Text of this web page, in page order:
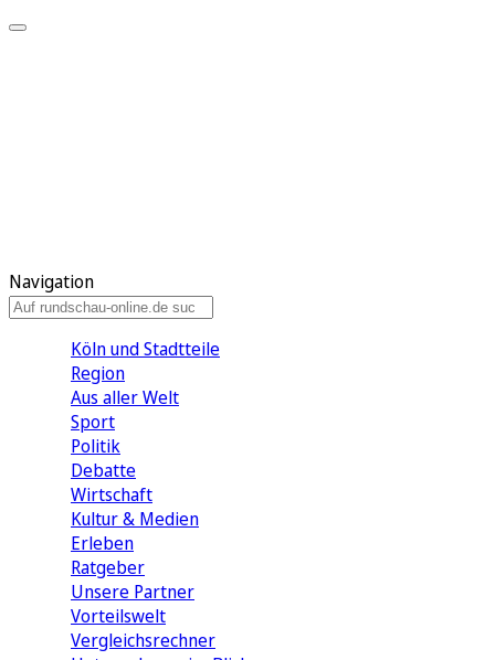
Navigation
Köln und Stadtteile
Region
Aus aller Welt
Sport
Politik
Debatte
Wirtschaft
Kultur & Medien
Erleben
Ratgeber
Unsere Partner
Vorteilswelt
Vergleichsrechner